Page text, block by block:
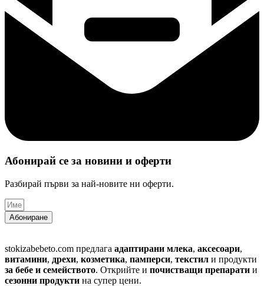
Абонирай се за новини и оферти​
Разбирай първи за най-новите ни оферти.
Абониране
stokizabebeto.com предлага адаптирани млека, аксесоари,
витамини, дрехи, козметика, памперси, текстил и продукти
за бебе и семейството. Открийте и почистващи препарати и
сезонни продукти на супер цени.